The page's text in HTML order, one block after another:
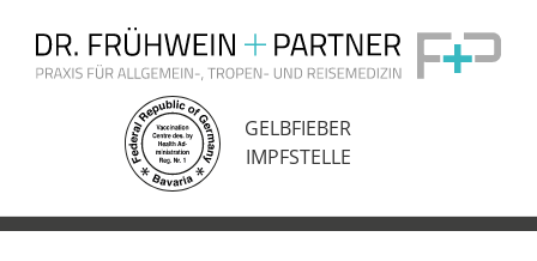
Inhalt
springen
GELBFIEBER
IMPFSTELLE